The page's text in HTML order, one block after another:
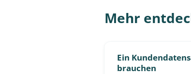
Mehr
Ein
brauchen